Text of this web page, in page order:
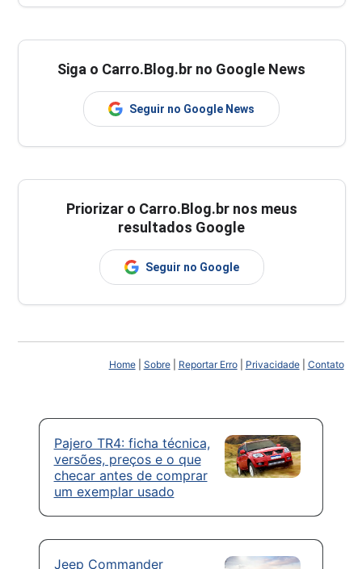
Siga o Carro.Blog.br no Google News
Seguir no Google News
Priorizar o Carro.Blog.br nos meus
resultados Google
Seguir no Google
Home| Sobre| Reportar Erro| Privacidade| Contato
Pajero TR4: ficha técnica,
versões, preços e o que
checar antes de comprar
um exemplar usado
Jeep Commander